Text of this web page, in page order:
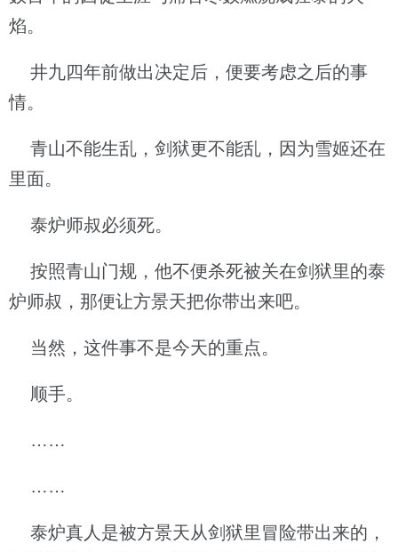
焰。
井九四年前做出决定后，便要考虑之后的事
情。
青山不能生乱，剑狱更不能乱，因为雪姬还在
里面。
泰炉师叔必须死。
按照青山门规，他不便杀死被关在剑狱里的泰
炉师叔，那便让方景天把你带出来吧。
当然，这件事不是今天的重点。
顺手。
……
……
泰炉真人是被方景天从剑狱里冒险带出来的，